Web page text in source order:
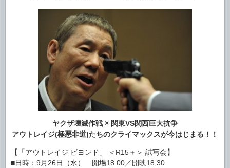
ヤクザ壊滅作戦 × 関東VS関西巨大抗争
アウトレイジ(極悪非道)たちのクライマックスが今はじまる！！
【「アウトレイジ ビヨンド」 ＜R15＋＞ 試写会】
■日時：9月26日（水） 開場18:00／開映18:30